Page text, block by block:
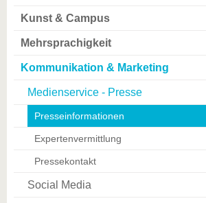
Kunst & Campus
Mehrsprachigkeit
Kommunikation & Marketing
Medienservice - Presse
Presseinformationen
Expertenvermittlung
Pressekontakt
Social Media